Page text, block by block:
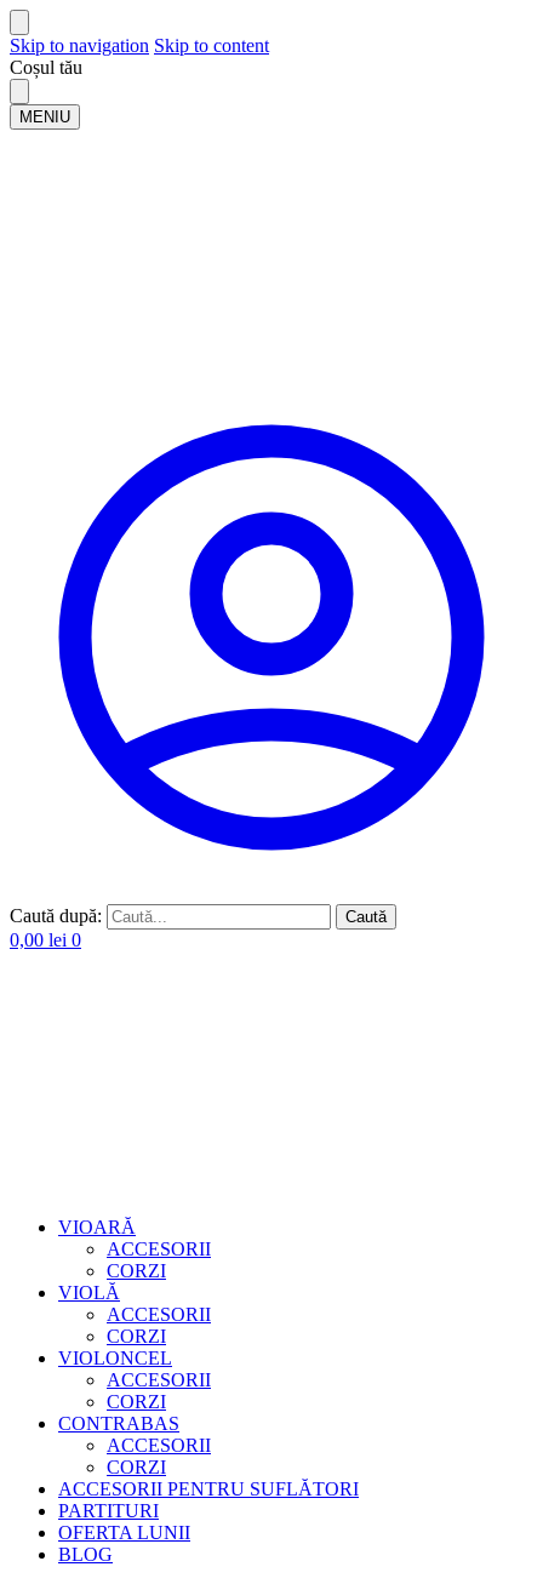
Skip to navigation Skip to content
Coșul tău
MENIU
Caută după: Caută
0,00 lei 0
VIOARĂ
ACCESORII
CORZI
VIOLĂ
ACCESORII
CORZI
VIOLONCEL
ACCESORII
CORZI
CONTRABAS
ACCESORII
CORZI
ACCESORII PENTRU SUFLĂTORI
PARTITURI
OFERTA LUNII
BLOG